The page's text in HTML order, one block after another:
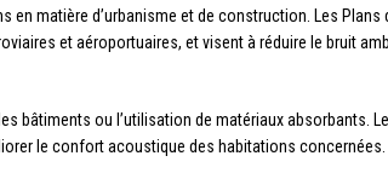
matière d’urbanisme et de construction. Les Plans
et aéroportuaires, et visent à réduire le bruit
bâtiments ou l’utilisation de matériaux absorbants.
le confort acoustique des habitations concernées.